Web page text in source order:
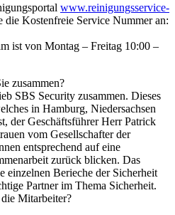
www.reinigungsservice-
die Kostenfreie Service Nummer an:
ist von Montag – Freitag 10:00 –
zusammen?
SBS Security zusammen. Dieses
in Hamburg, Niedersachsen
der Geschäftsführer Herr Patrick
vom Gesellschafter der
entsprechend auf eine
zurück blicken. Das
einzelnen Berieche der Sicherheit
Partner im Thema Sicherheit.
Mitarbeiter?